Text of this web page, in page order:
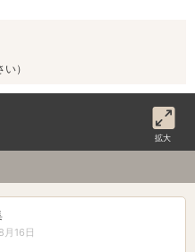
）
拡大
月16日